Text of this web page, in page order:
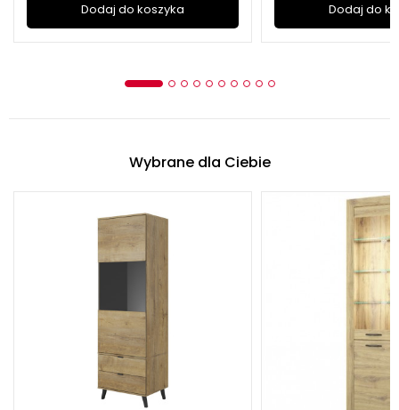
Dodaj do koszyka Dodaj do
Wybrane dla Ciebie